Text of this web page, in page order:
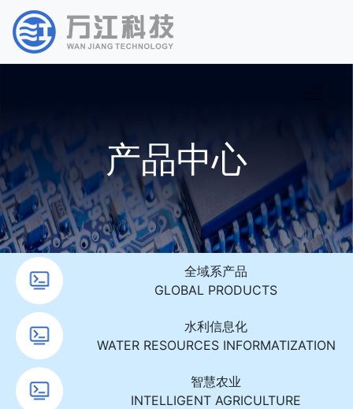
产品中心
全域系产品
GLOBAL PRODUCTS
水利信息化
WATER RESOURCES INFORMATIZATION
智慧农业
INTELLIGENT AGRICULTURE